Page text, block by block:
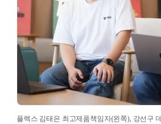
플렉스 김태은 최고제품책임자(왼쪽), 강선구